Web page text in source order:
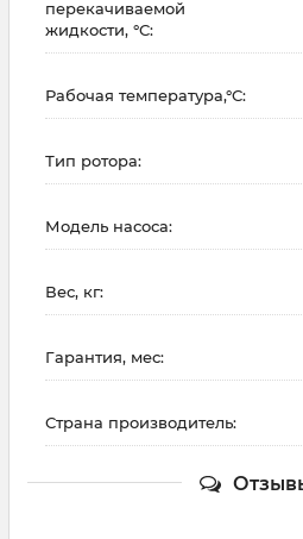
перекачиваемой
жидкости, °С:
Рабочая температура,°С:
Тип ротора:
Модель насоса:
Вес, кг:
Гарантия, мес:
Страна производитель: